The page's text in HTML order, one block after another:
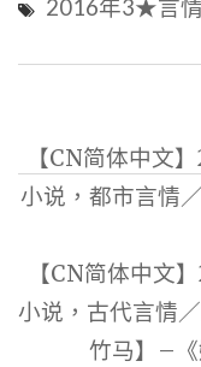
2016年3★言
導
覽
【CN简体中文
小说，都市言情
【CN简体中文
小说，古代言情
竹马】–